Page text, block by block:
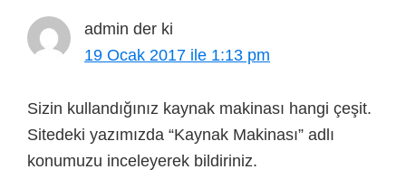
admin der ki
19 Ocak 2017 ile 1:13 pm
Sizin kullandığınız kaynak makinası hangi çeşit.
Sitedeki yazımızda “Kaynak Makinası” adlı
konumuzu inceleyerek bildiriniz.